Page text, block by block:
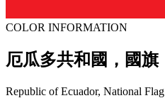
COLOR INFORMATION
厄瓜多共和國，國旗
Republic of Ecuador, National Flag